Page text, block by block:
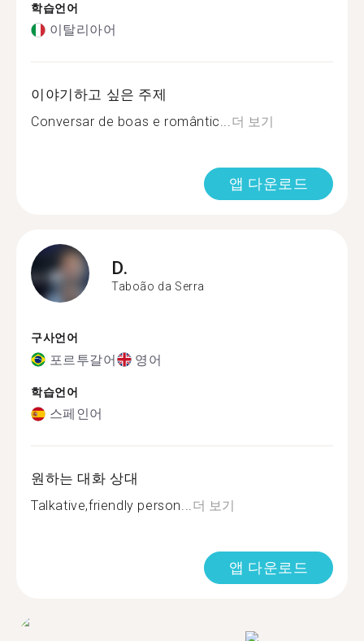
학습언어
이탈리아어
이야기하고 싶은 주제
Conversar de boas e romântic...더 보기
앱 다운로드
D.
Taboão da Serra
구사언어
포르투갈어 영어
학습언어
스페인어
원하는 대화 상대
Talkative,friendly person...더 보기
앱 다운로드